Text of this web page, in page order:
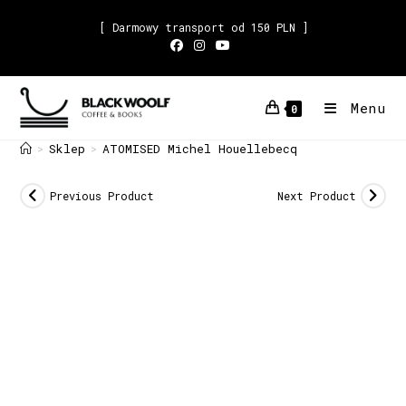
[ Darmowy transport od 150 PLN ]
0 Menu
> Sklep > ATOMISED Michel Houellebecq
Previous Product Next Product